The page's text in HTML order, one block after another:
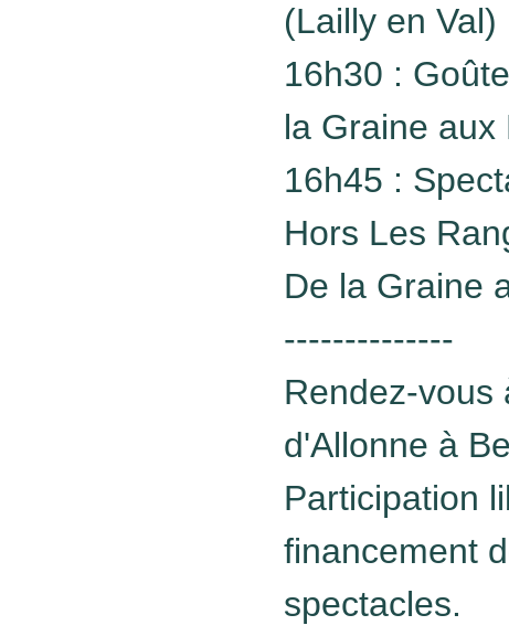
(Lailly en Val)
16h30 :
la Graine aux
16h45 :
Hors Les
De la Graine
--------------
Rendez-vous
d'Allonne à
Participation
financement
spectacles.